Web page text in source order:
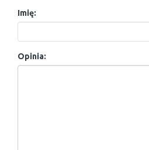
Imię:
Opinia: